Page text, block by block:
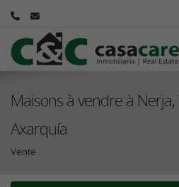
Maisons à vendre à
Axarquía
Vente